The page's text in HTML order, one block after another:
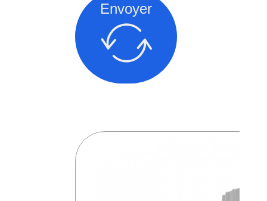
Envoyer